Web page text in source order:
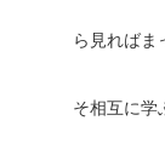
ら見ればま
そ相互に学